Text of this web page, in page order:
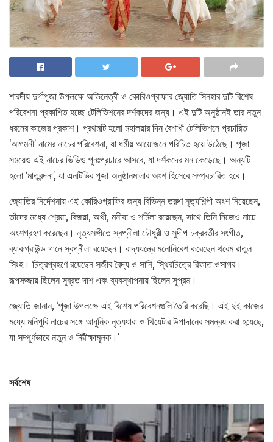
শারদীয় দুর্গাপূজা উপলক্ষে অভিনেত্রী ও কোরিওগ্রাফার জ্যোতি সিনহার দুটি বিশেষ
পরিবেশনা প্রকাশিত হচ্ছে টেলিভিশনের দর্শকদের জন্য। এই দুটি অনুষ্ঠানই তার নতুন
ধরনের কাজের প্রকাশ। প্রথমটি হলো মহালয়ার দিন বৈশাখী টেলিভিশনে প্রচারিত
‘আগমনী’ নামের নাচের পরিবেশনা, যা ধর্মীয় আয়োজনে পরিচিত হয়ে উঠেছে। পূজা
সময়েও এই নাচের ভিডিও পুনঃপ্রচারে আসবে, যা দর্শকদের মন কেড়েছে। অন্যটি
হলো ‘মাতৃবন্দনা’, যা এনটিভির পূজা অনুষ্ঠানমালার অংশ হিসেবে সম্প্রচারিত হবে।
জ্যোতির নির্দেশনায় এই কোরিওগ্রাফির জন্য বিভিন্ন তরুণ নৃত্যশিল্পী অংশ নিয়েছেন,
তাঁদের মধ্যে শ্রেয়া, বিজয়া, অর্থী, মনীষা ও শর্মিলা রয়েছেন, সাথে তিনি নিজেও নাচে
অংশগ্রহণ করেছেন। নৃত্যসঙ্গীতে স্বপ্নীলা চৌধুরী ও সুদীপ চক্রবর্তীর সংগীত,
ব্যাকগ্রাউন্ড গানে স্বপ্নীলা রয়েছেন। বাদ্যযন্ত্রে মনোনিবেশ করেছেন থরেম রাতুল
সিংহ। চিত্রগ্রহণে রয়েছেন সজীব বৈদ্য ও সানি, স্থিরচিত্রে রিফাত ওসাগর।
রূপসজ্জায় ছিলেন সুব্রত দাশ এবং ব্যবস্থাপনায় ছিলেন সুপ্রম।
জ্যোতি জানান, ‘পূজা উপলক্ষে এই বিশেষ পরিবেশনগুলি তৈরি করেছি। এই দুই কাজের
মধ্যে মনিপুরি নাচের সঙ্গে আধুনিক নৃত্যধারা ও থিয়েটার উপাদানের সমন্বয় করা হয়েছে,
যা সম্পূর্ণভাবে নতুন ও নিরীক্ষামূলক।’
সর্বশেষ